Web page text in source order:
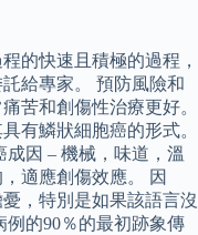
的快速且積極的過程，
給專家。 預防風險和
苦和創傷性治療更好。
有鱗狀細胞癌的形式。
因 – 機械，味道，溫
適應創傷效應。 因
，特別是如果該語言沒
的90％的最初跡象傳